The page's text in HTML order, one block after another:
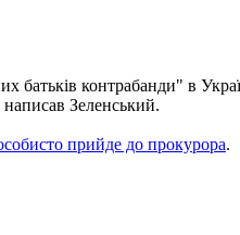
батьків контрабанди" в
написав Зеленський.
прийде до прокурора.